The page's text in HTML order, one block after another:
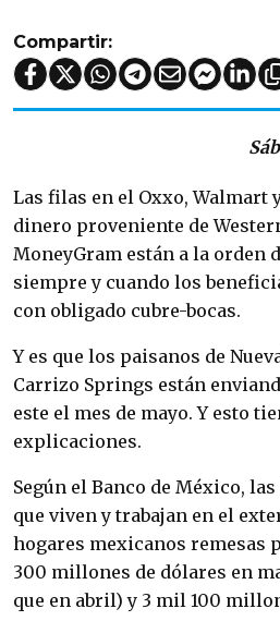
Compartir:
Las filas en el Oxxo, Walmart
dinero proveniente de
MoneyGram están a la orden
siempre y cuando los
con obligado cubre-bocas.
Y es que los paisanos de
Carrizo Springs están
este el mes de mayo. Y esto
explicaciones.
Según el Banco de México,
que viven y trabajan en el
hogares mexicanos remesas
300 millones de dólares en
que en abril) y 3 mil 100